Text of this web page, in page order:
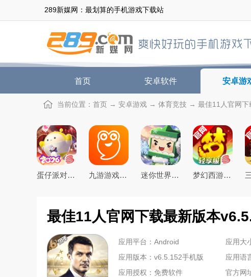
289新媒网：最划算的手机游戏下载站
首页 安卓软件 安卓游
当前位置： 首页 → 安卓游戏 → 体育竞技 → 最佳11人官网下
蛋仔派对手游(元气零食季)下载官方正版 九游游戏盒子app2026最新版 迷你世界2026最新官方版 梦幻西游手游下载2026最新版
最佳11人官网下载最新版本
应用平台：Android 应用大
应用版本：v6.5.152手机版
应用语
应用授权：免费软件
官方网